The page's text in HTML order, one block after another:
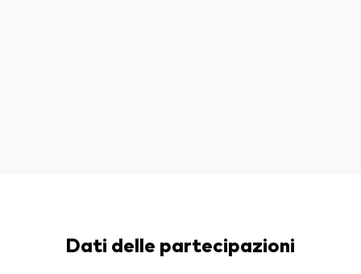
Dati delle partecipazioni